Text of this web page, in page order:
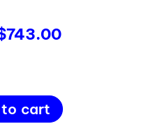
743.00
cart